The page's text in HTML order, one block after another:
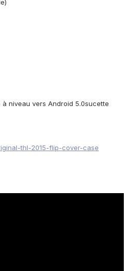
à niveau vers Android 5.0sucette
thl-2015-flip-cover-case